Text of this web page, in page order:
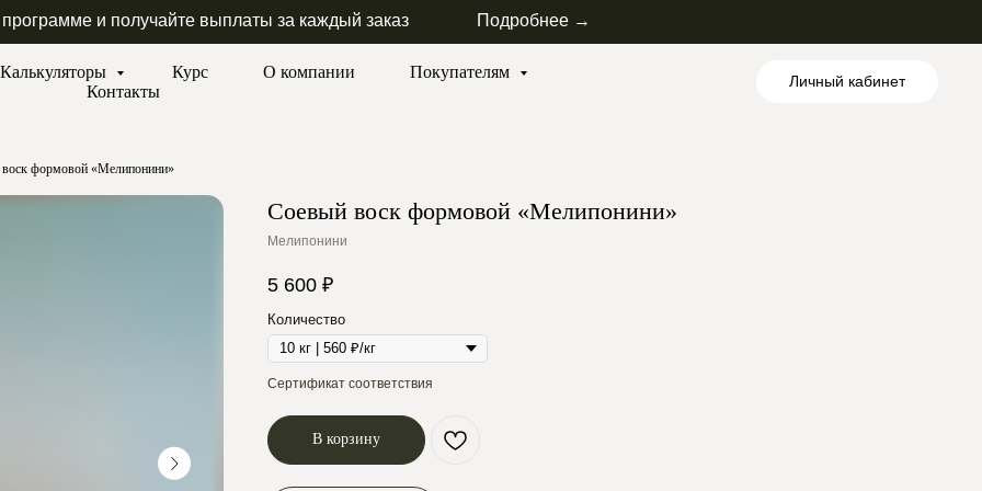
и получайте выплаты за каждый заказ Подробнее →
Калькуляторы Курс О компании
Покупателям
Контакты
Личный кабинет
формовой «Мелипонини»
Соевый воск формовой «Мелипонини»
Мелипонини
5 600 ₽
Количество
Сертификат соответствия
В корзину